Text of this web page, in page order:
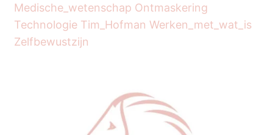
Medische_wetenschap Ontmaskering
Technologie Tim_Hofman Werken_met_wat_is
Zelfbewustzijn